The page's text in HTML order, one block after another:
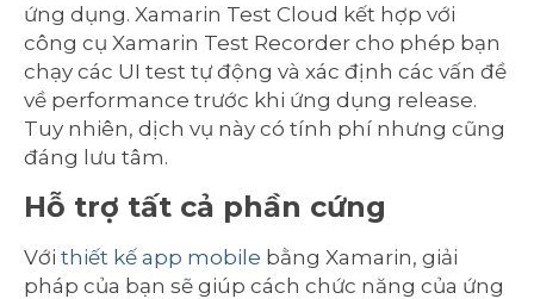
ứng dụng. Xamarin Test Cloud kết hợp với
công cụ Xamarin Test Recorder cho phép bạn
chạy các UI test tự động và xác định các vấn đề
về performance trước khi ứng dụng release.
Tuy nhiên, dịch vụ này có tính phí nhưng cũng
đáng lưu tâm.
Hỗ trợ tất cả phần cứng
Với thiết kế app mobile bằng Xamarin, giải
pháp của bạn sẽ giúp cách chức năng của ứng